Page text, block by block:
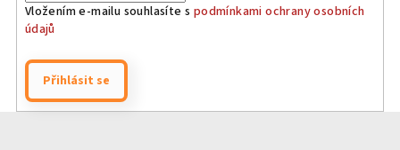
Vložením e-mailu souhlasíte s podmínkami ochrany osobních
údajů
Přihlásit se